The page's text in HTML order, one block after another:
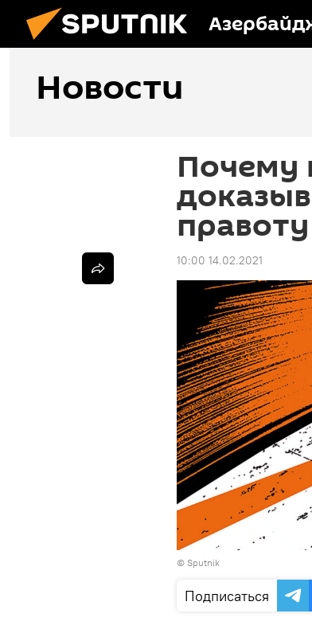
Новости
Почему
правоту
10:00 14.02.2021
© Sputnik
Подписаться